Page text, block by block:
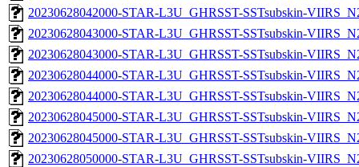
20230628042000-STAR-L3U_GHRSST-SSTsubskin-
20230628043000-STAR-L3U_GHRSST-SSTsubskin-
20230628043000-STAR-L3U_GHRSST-SSTsubskin-
20230628044000-STAR-L3U_GHRSST-SSTsubskin-
20230628044000-STAR-L3U_GHRSST-SSTsubskin-
20230628045000-STAR-L3U_GHRSST-SSTsubskin-
20230628045000-STAR-L3U_GHRSST-SSTsubskin-
20230628050000-STAR-L3U_GHRSST-SSTsubskin-